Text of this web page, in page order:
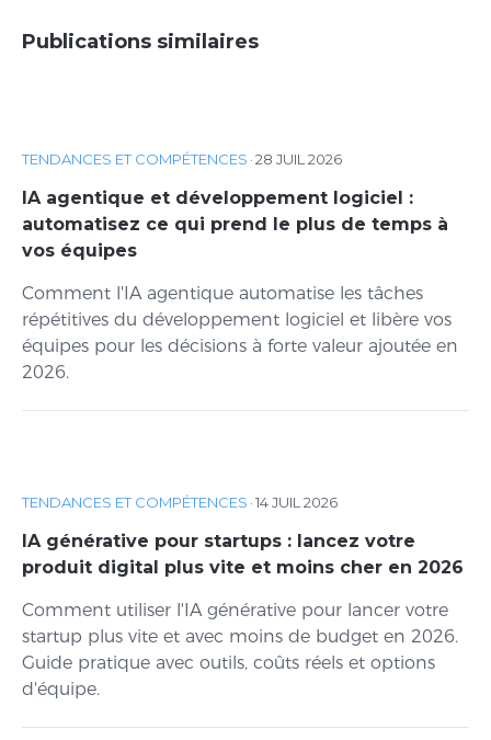
Publications similaires
TENDANCES ET COMPÉTENCES ·28 JUIL 2026
IA agentique et développement logiciel :
automatisez ce qui prend le plus de temps à
vos équipes
Comment l'IA agentique automatise les tâches
répétitives du développement logiciel et libère vos
équipes pour les décisions à forte valeur ajoutée en
2026.
TENDANCES ET COMPÉTENCES ·14 JUIL 2026
IA générative pour startups : lancez votre
produit digital plus vite et moins cher en 2026
Comment utiliser l'IA générative pour lancer votre
startup plus vite et avec moins de budget en 2026.
Guide pratique avec outils, coûts réels et options
d'équipe.